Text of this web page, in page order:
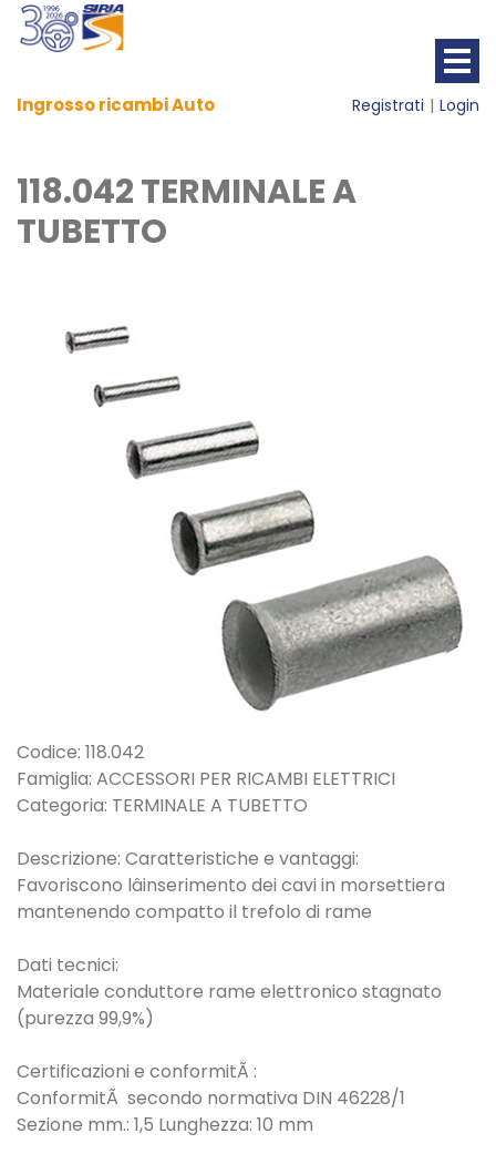
Ingrosso ricambi Auto Registrati Login
118.042 TERMINALE A
TUBETTO
Codice: 118.042
Famiglia: ACCESSORI PER RICAMBI ELETTRICI
Categoria: TERMINALE A TUBETTO
Descrizione: Caratteristiche e vantaggi:
Favoriscono lâinserimento dei cavi in morsettiera
mantenendo compatto il trefolo di rame
Dati tecnici:
Materiale conduttore rame elettronico stagnato
(purezza 99,9%)
Certificazioni e conformitÃ :
ConformitÃ secondo normativa DIN 46228/1
Sezione mm.: 1,5 Lunghezza: 10 mm